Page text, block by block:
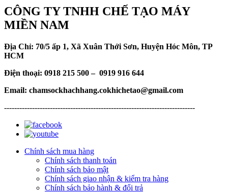
CÔNG TY TNHH CHẾ TẠO MÁY
MIỀN NAM
Địa Chỉ: 70/5 ấp 1, Xã Xuân Thới Sơn, Huyện Hóc Môn, TP
HCM
Điện thoại: 0918 215 500 – 0919 916 644
Email: chamsockhachhang.cokhichetao@gmail.com
---------------------------------------------------------------------------
Chính sách mua hàng
Chính sách thanh toán
Chính sách bảo mật
Chính sách giao nhận & kiểm tra hàng
Chính sách bảo hành & đổi trả